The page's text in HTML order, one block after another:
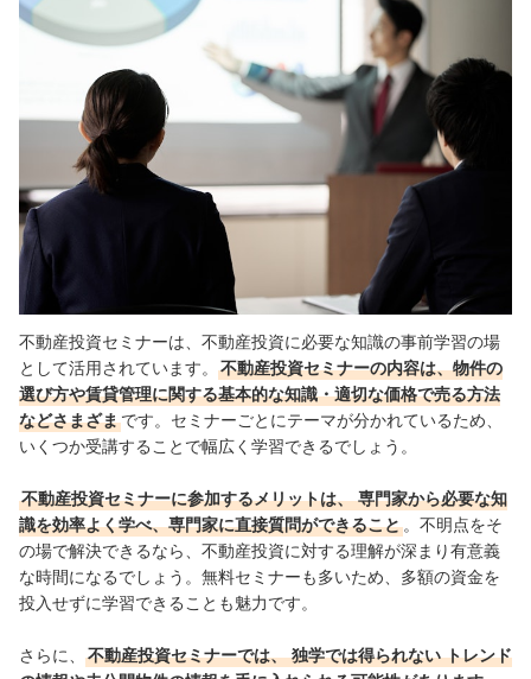
和不動産｜不動産投資セミナー
株式会社和不動産が運営している、投資用ワンルームマンシ
ョンの販売や不動産投資セミナーをおこなう会社です。1978
年10月に設立されており、物件選び・運用方法・賃貸管理・
節税についてなど、さまざまなテーマのセミナーを用意して
います。不動産投資セミナー…
不動産投資セミナーに参加する前に準備することは？
そもそも不動産投資とは？どんなメリットがある？
不動産投資のデメリットは？
不動産投資のリスクとその対策は？
不動産投資は会社員でもできる？
不動産投資セミナーは、不動産投資に必要な知識の事前学習の場
として活用されています。
不動産投資セミナーの内容は、物件の
選び方や賃貸管理に関する基本的な知識・適切な価格で売る方法
などさまざまです。セミナーごとにテーマが分かれているため、
いくつか受講することで幅広く学習できるでしょう。
不動産投資セミナーに参加するメリットは、 専門家から必要な知
識を効率よく学べ、専門家に直接質問ができること 。不明点をそ
の場で解決できるなら、不動産投資に対する理解が深まり有意義
な時間になるでしょう。無料セミナーも多いため、多額の資金を
投入せずに学習できることも魅力です。
さらに、 不動産投資セミナーでは、 独学では得られない トレンド